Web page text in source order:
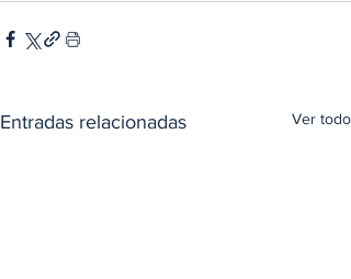
Entradas relacionadas Ver todo